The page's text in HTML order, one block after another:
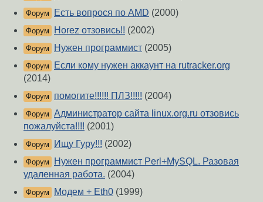
Форум Есть вопрося по AMD (2000)
Форум Horez отзовись!! (2002)
Форум Нужен программист (2005)
Форум
Если кому нужен аккаунт на rutracker.org
(2014)
Форум помогите!!!!!! ПЛЗ!!!!! (2004)
Форум Администратор сайта linux.org.ru отзовись
пожалуйста!!!! (2001)
Форум Ищу Гуру!!! (2002)
Форум
Нужен программист Perl+MySQL. Разовая
удаленная работа. (2004)
Форум Модем + Eth0 (1999)